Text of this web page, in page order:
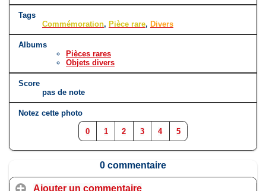
Tags
Commémoration, Pièce rare, Divers
Albums
Pièces rares
Objets divers
Score
pas de note
Notez cette photo
0 1 2 3 4 5
0 commentaire
Ajouter un commentaire